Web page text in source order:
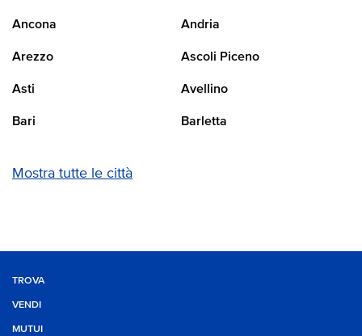
Ancona Andria
Arezzo Ascoli Piceno
Asti Avellino
Bari Barletta
Mostra tutte le città
TROVA
VENDI
MUTUI